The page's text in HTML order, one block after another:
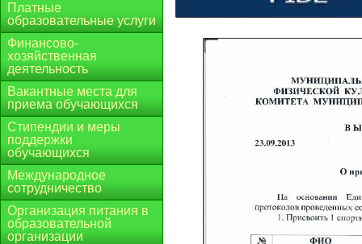
Платные
образовательные услуги
Финансово-
хозяйственная
деятельность
Вакантные места для
приема обучающихся
Стипендии и меры
поддержки
обучающихся
Международное
сотрудничество
Организация питания в
образовательной
организации